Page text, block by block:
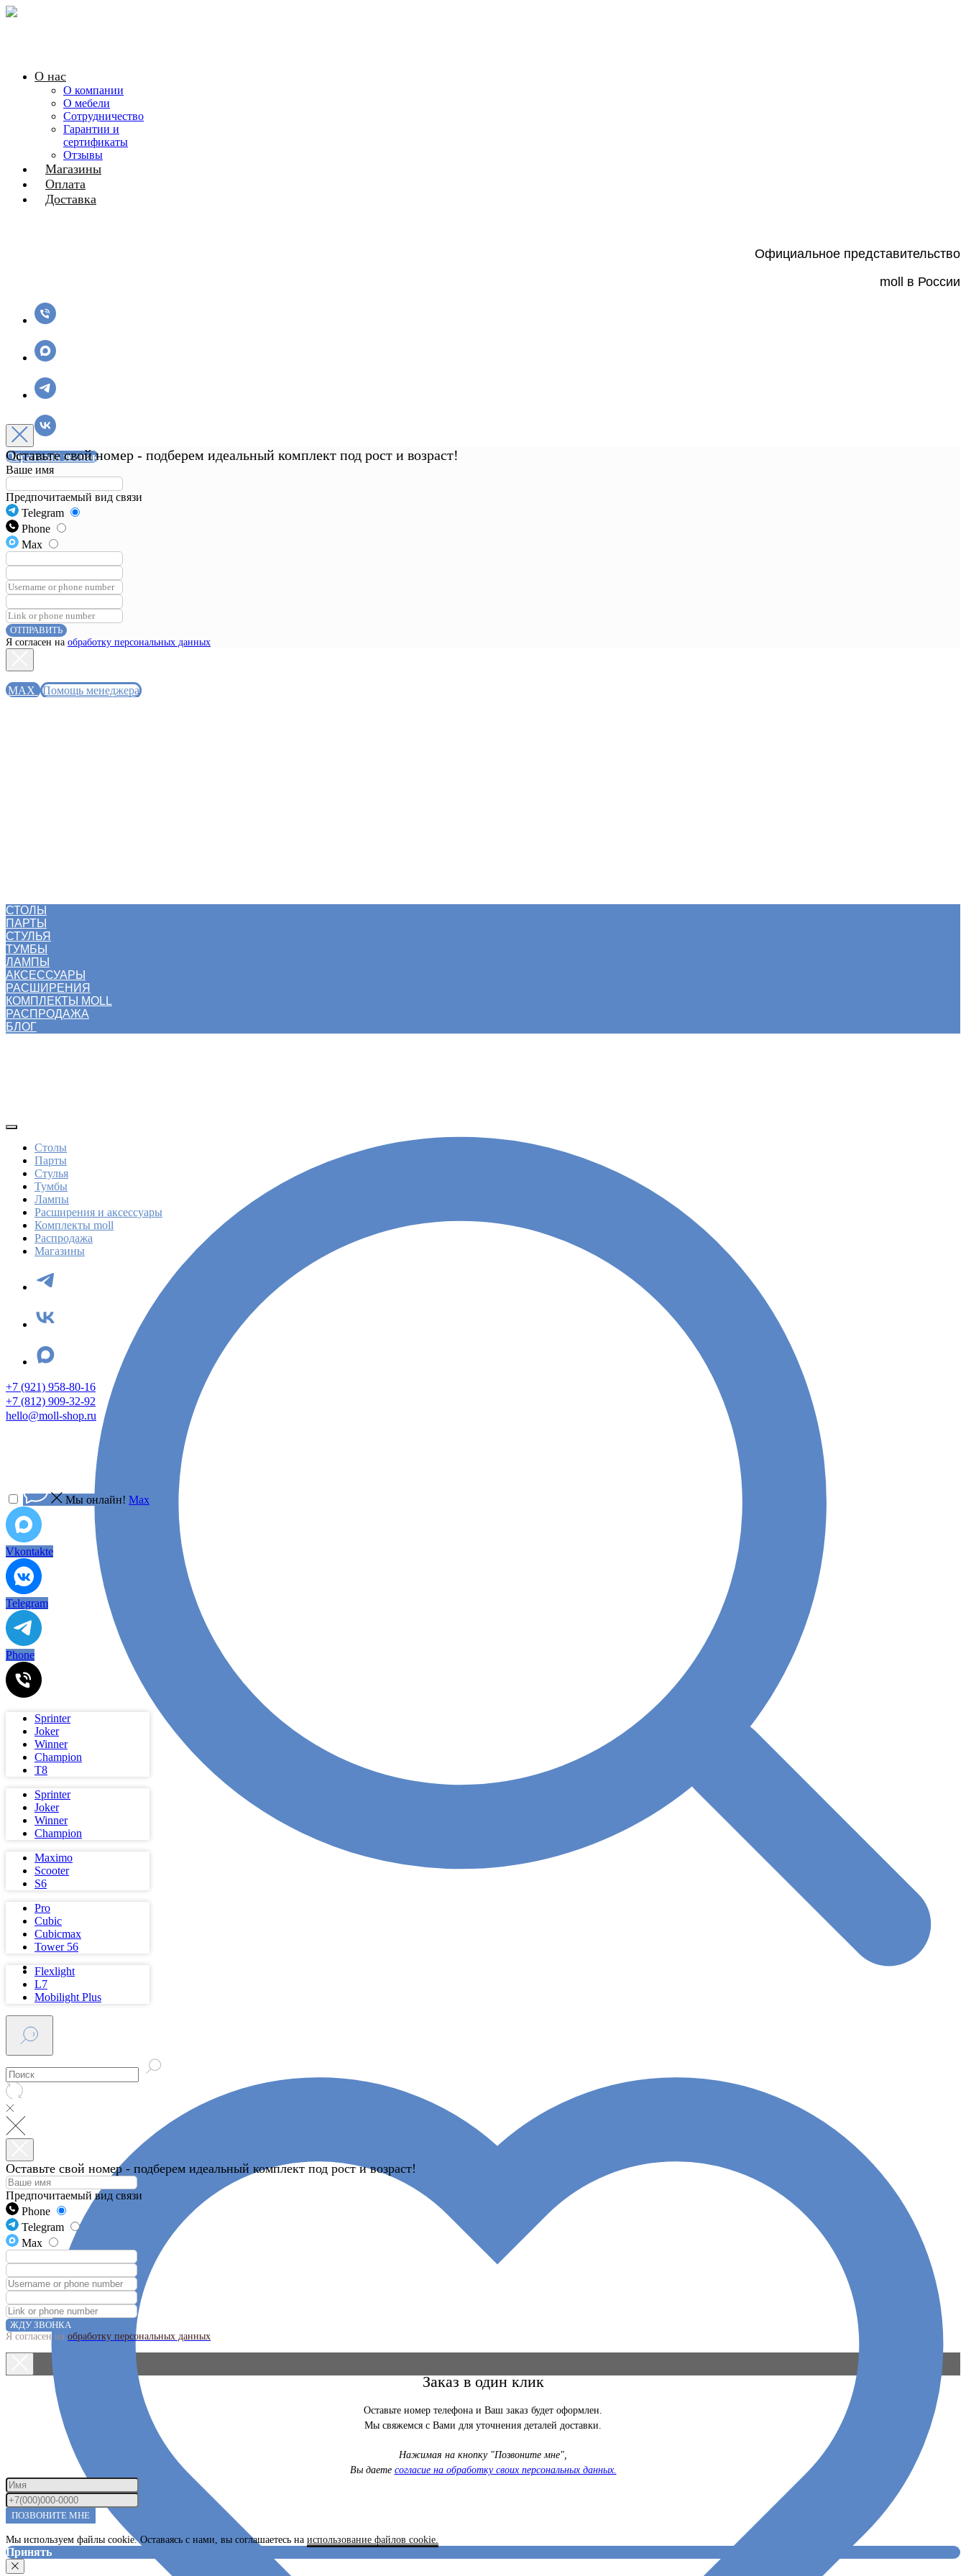
О нас
О компании
О мебели
Сотрудничество
Гарантии и
сертификаты
Отзывы
Магазины
Оплата
Доставка
Официальное представительство
moll в России
Обратный звонок
Оставьте свой номер - подберем идеальный комплект под рост и возраст!
Ваше имя
Предпочитаемый вид связи
Telegram
Phone
Max
ОТПРАВИТЬ
Я согласен на обработку персональных данных
MAX Помощь менеджера
СТОЛЫ
ПАРТЫ
СТУЛЬЯ
ТУМБЫ
ЛАМПЫ
АКСЕССУАРЫ
РАСШИРЕНИЯ
КОМПЛЕКТЫ MOLL
РАСПРОДАЖА
БЛОГ
Столы
Парты
Стулья
Тумбы
Лампы
Расширения и аксессуары
Комплекты moll
Распродажа
Магазины
+7 (921) 958-80-16
+7 (812) 909-32-92
hello@moll-shop.ru
Мы онлайн! Max
Vkontakte
Telegram
Phone
Sprinter
Joker
Winner
Champion
Т8
Sprinter
Joker
Winner
Champion
Maximo
Scooter
S6
Pro
Cubic
Cubicmax
Tower 56
Flexlight
L7
Mobilight Plus
Оставьте свой номер - подберем идеальный комплект под рост и возраст!
Предпочитаемый вид связи
Phone
Telegram
Max
ЖДУ ЗВОНКА
Я согласен на обработку персональных данных
Заказ в один клик
Оставьте номер телефона и Ваш заказ будет оформлен.
Мы свяжемся с Вами для уточнения деталей доставки.
Нажимая на кнопку "Позвоните мне",
Вы даете согласие на обработку своих персональных данных.
ПОЗВОНИТЕ МНЕ
Мы используем файлы cookie. Оставаясь с нами, вы соглашаетесь на использование файлов cookie.
Принять